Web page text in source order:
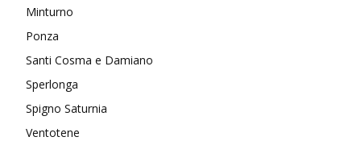
Minturno
Ponza
Santi Cosma e Damiano
Sperlonga
Spigno Saturnia
Ventotene